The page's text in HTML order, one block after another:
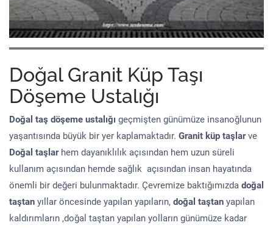
Doğal Granit Küp Taşı
Döşeme Ustalığı
Doğal taş döşeme ustalığı geçmişten günümüze insanoğlunun
yaşantısında büyük bir yer kaplamaktadır. Granit küp taşlarve
Doğal taşlar hem dayanıklılık açısından hem uzun süreli
kullanım açısından hemde sağlık açısından insan hayatında
önemli bir değeri bulunmaktadır. Çevremize baktığımızda doğal
taştan yıllar öncesinde yapılan yapıların, doğal taştan yapılan
kaldırımların ,doğal taştan yapılan yolların günümüze kadar